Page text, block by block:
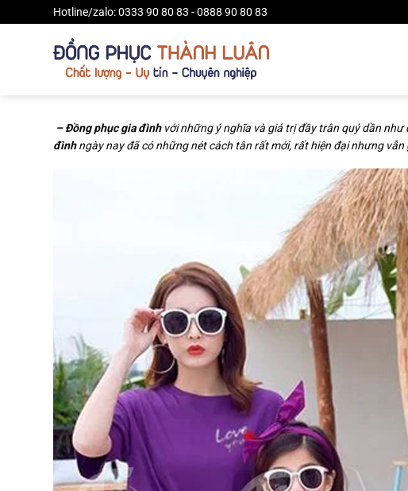
qua
Hotline/zalo: 0333 90 80 83 - 0888 90 80 83
– Đồng phục gia đìnhvới những ý nghĩa và giá trị đầy trân quý dần
đìnhngày nay đã có những nét cách tân rất mới, rất hiện đại nhưng